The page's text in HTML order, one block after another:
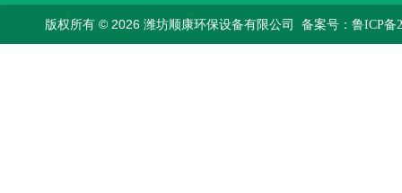
版权所有 © 2026 潍坊顺康环保设备有限公司 备案号：鲁ICP备